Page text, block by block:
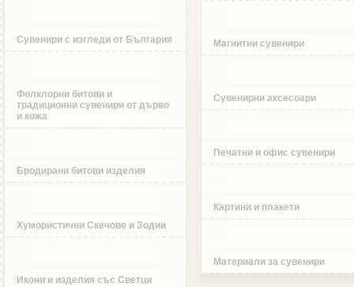
Сувенири с изгледи от България
Фолклорни битови и
традиционни сувенири от дърво
и кожа
Бродирани битови изделия
Хумористични Скечове и Зодии
Икони и изделия със Светци
Магнитни сувенири
Сувенирни аксесоари
Печатни и офис сувенири
Картини и плакети
Материали за сувенири